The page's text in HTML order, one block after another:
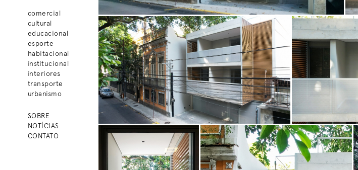
comercial
cultural
educacional
esporte
habitacional
institucional
interiores
transporte
urbanismo
SOBRE
NOTÍCIAS
CONTATO